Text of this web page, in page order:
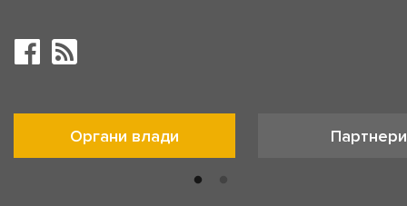
Органи влади Партнери